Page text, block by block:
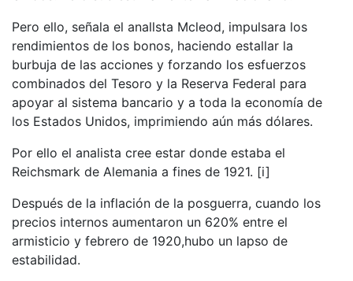
Pero ello, señala el anallsta Mcleod, impulsara los
rendimientos de los bonos, haciendo estallar la
burbuja de las acciones y forzando los esfuerzos
combinados del Tesoro y la Reserva Federal para
apoyar al sistema bancario y a toda la economía de
los Estados Unidos, imprimiendo aún más dólares.
Por ello el analista cree estar donde estaba el
Reichsmark de Alemania a fines de 1921. [i]
Después de la inflación de la posguerra, cuando los
precios internos aumentaron un 620% entre el
armisticio y febrero de 1920,hubo un lapso de
estabilidad.